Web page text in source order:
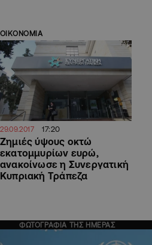
ΟΙΚΟΝΟΜΙΑ
29.09.2017 17:20
Ζημιές ύψους οκτώ
εκατομμυρίων ευρώ,
ανακοίνωσε η Συνεργατική
Κυπριακή Τράπεζα
ΦΩΤΟΓΡΑΦΙΑ ΤΗΣ ΗΜΕΡΑΣ